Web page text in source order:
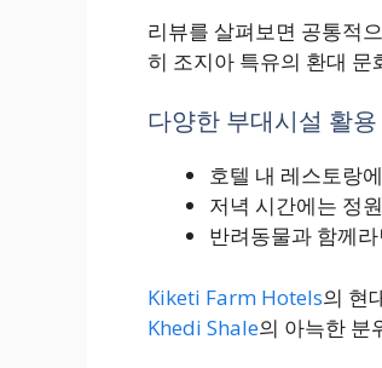
리뷰를 살펴보면 공통적
히 조지아 특유의 환대 문
다양한 부대시설 활용
호텔 내 레스토랑
저녁 시간에는 정
반려동물과 함께
Kiketi Farm Hotels의 현
Khedi Shale의 아늑한 분